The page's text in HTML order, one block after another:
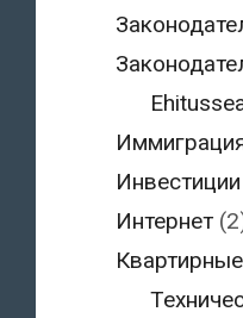
Инвестиции
Интернет